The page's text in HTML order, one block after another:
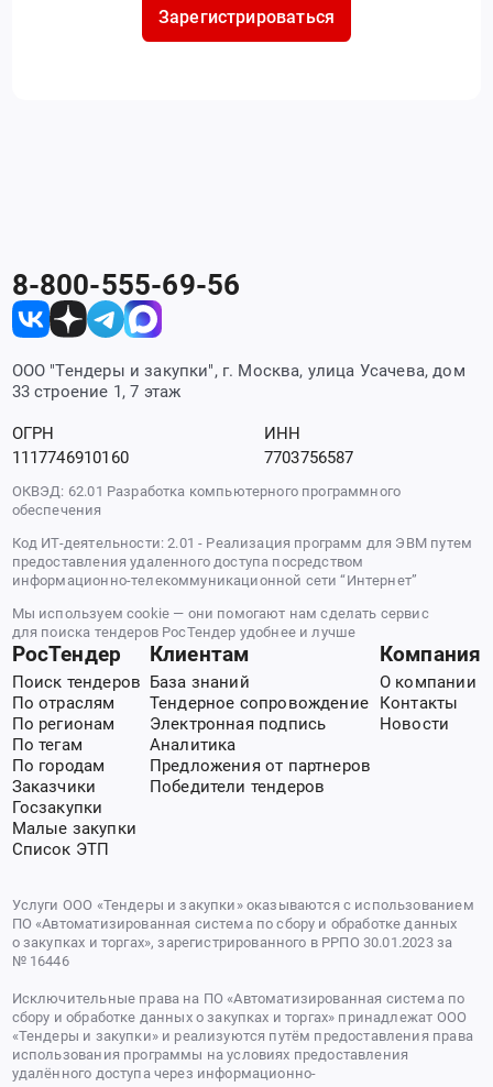
Зарегистрироваться
8-800-555-69-56
ООО "Тендеры и закупки", г. Москва, улица Усачева, дом
33 строение 1, 7 этаж
ОГРН
1117746910160
ИНН
7703756587
ОКВЭД: 62.01 Разработка компьютерного программного
обеспечения
Код ИТ-деятельности: 2.01 - Реализация программ для ЭВМ путем
предоставления удаленного доступа посредством
информационно-телекоммуникационной сети “Интернет”
Мы используем cookie — они помогают нам сделать сервис
для поиска тендеров РосТендер удобнее и лучше
РосТендер
Поиск тендеров
По отраслям
По регионам
По тегам
По городам
Заказчики
Госзакупки
Малые закупки
Список ЭТП
Клиентам
База знаний
Тендерное сопровождение
Электронная подпись
Аналитика
Предложения от партнеров
Победители тендеров
Компания
О компании
Контакты
Новости
Услуги ООО «Тендеры и закупки» оказываются с использованием
ПО «Автоматизированная система по сбору и обработке данных
о закупках и торгах», зарегистрированного в РРПО 30.01.2023 за
№ 16446
Исключительные права на ПО «Автоматизированная система по
сбору и обработке данных о закупках и торгах» принадлежат ООО
«Тендеры и закупки» и реализуются путём предоставления права
использования программы на условиях предоставления
удалённого доступа через информационно-